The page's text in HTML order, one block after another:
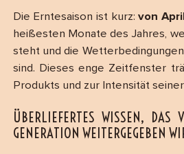
Die Erntesaison ist kurz:von
heißesten Monate des Jahres,
steht und die
sind. Dieses enge Zeitfenster
Produkts und zur Intensität
ÜBERLIEFERTES WISSEN, DAS
GENERATION WEITERGEGEBEN